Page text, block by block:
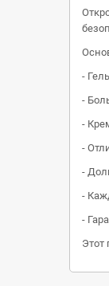
-
-
-
-
-
-
-
Этот